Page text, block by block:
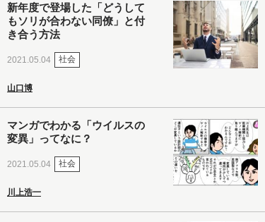
新年度で登場した「どうして
もソリが合わない同僚」と付
き合う方法
2021.05.04 社会
山口博
マンガでわかる「ウイルスの
変異」ってなに？
2021.05.04 社会
川上浩一